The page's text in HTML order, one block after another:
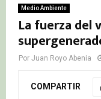
Medio Ambiente
La fuerza del
Por Juan Royo Abenia
COMPARTIR